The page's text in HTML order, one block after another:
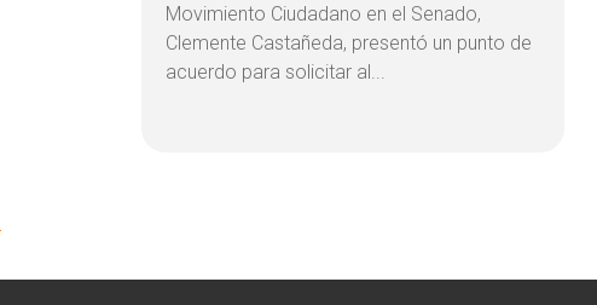
Movimiento Ciudadano en el Senado,
Clemente Castañeda, presentó un punto de
acuerdo para solicitar al...